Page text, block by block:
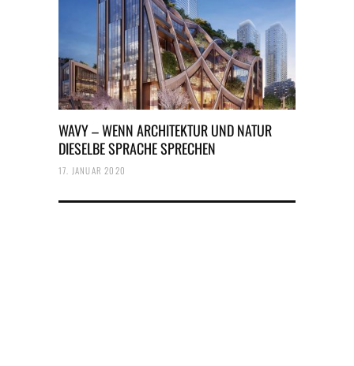
WAVY – WENN ARCHITEKTUR UND NATUR
DIESELBE SPRACHE SPRECHEN
17. JANUAR 2020